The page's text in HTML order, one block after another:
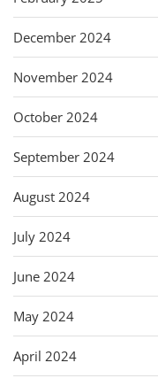
December 2024
November 2024
October 2024
September 2024
August 2024
July 2024
June 2024
May 2024
April 2024